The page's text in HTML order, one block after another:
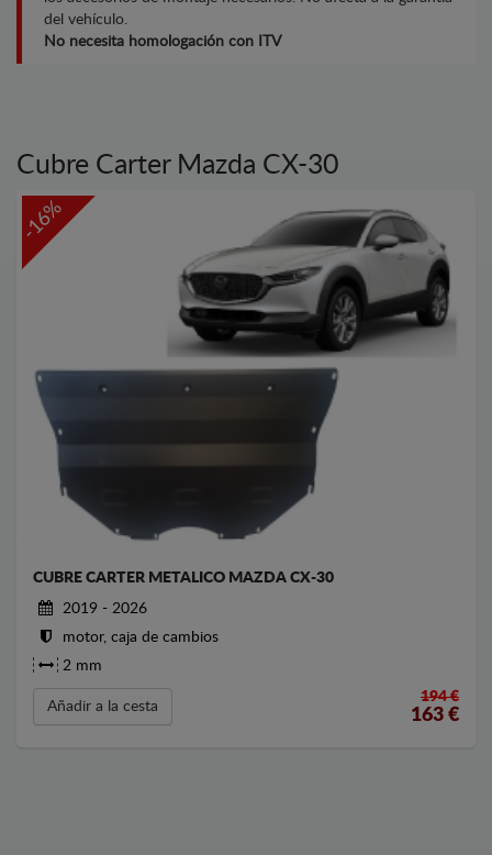
del vehículo.
No necesita homologación con ITV
Cubre Carter Mazda CX-30
-16%
CUBRE CARTER METALICO MAZDA CX-30
2019 - 2026
motor, caja de cambios
2 mm
Añadir a la cesta
194 €
163 €